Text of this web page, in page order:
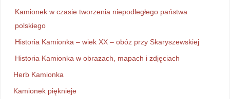
Kamionek w czasie tworzenia niepodległego państwa
polskiego
Historia Kamionka – wiek XX – obóz przy Skaryszewskiej
Historia Kamionka w obrazach, mapach i zdjęciach
Herb Kamionka
Kamionek pięknieje